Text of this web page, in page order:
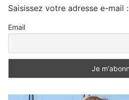
Saisissez votre adresse e-mail :
Email